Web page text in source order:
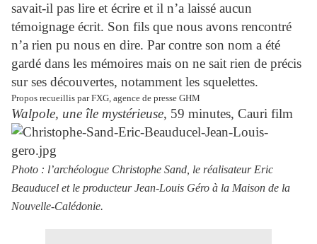
savait-il pas lire et écrire et il n’a laissé aucun
témoignage écrit. Son fils que nous avons rencontré
n’a rien pu nous en dire. Par contre son nom a été
gardé dans les mémoires mais on ne sait rien de précis
sur ses découvertes, notamment les squelettes.
Propos recueillis par FXG, agence de presse GHM
Walpole, une île mystérieuse, 59 minutes, Cauri film
Photo : l’archéologue Christophe Sand, le réalisateur Eric
Beauducel et le producteur Jean-Louis Géro à la Maison de la
Nouvelle-Calédonie.